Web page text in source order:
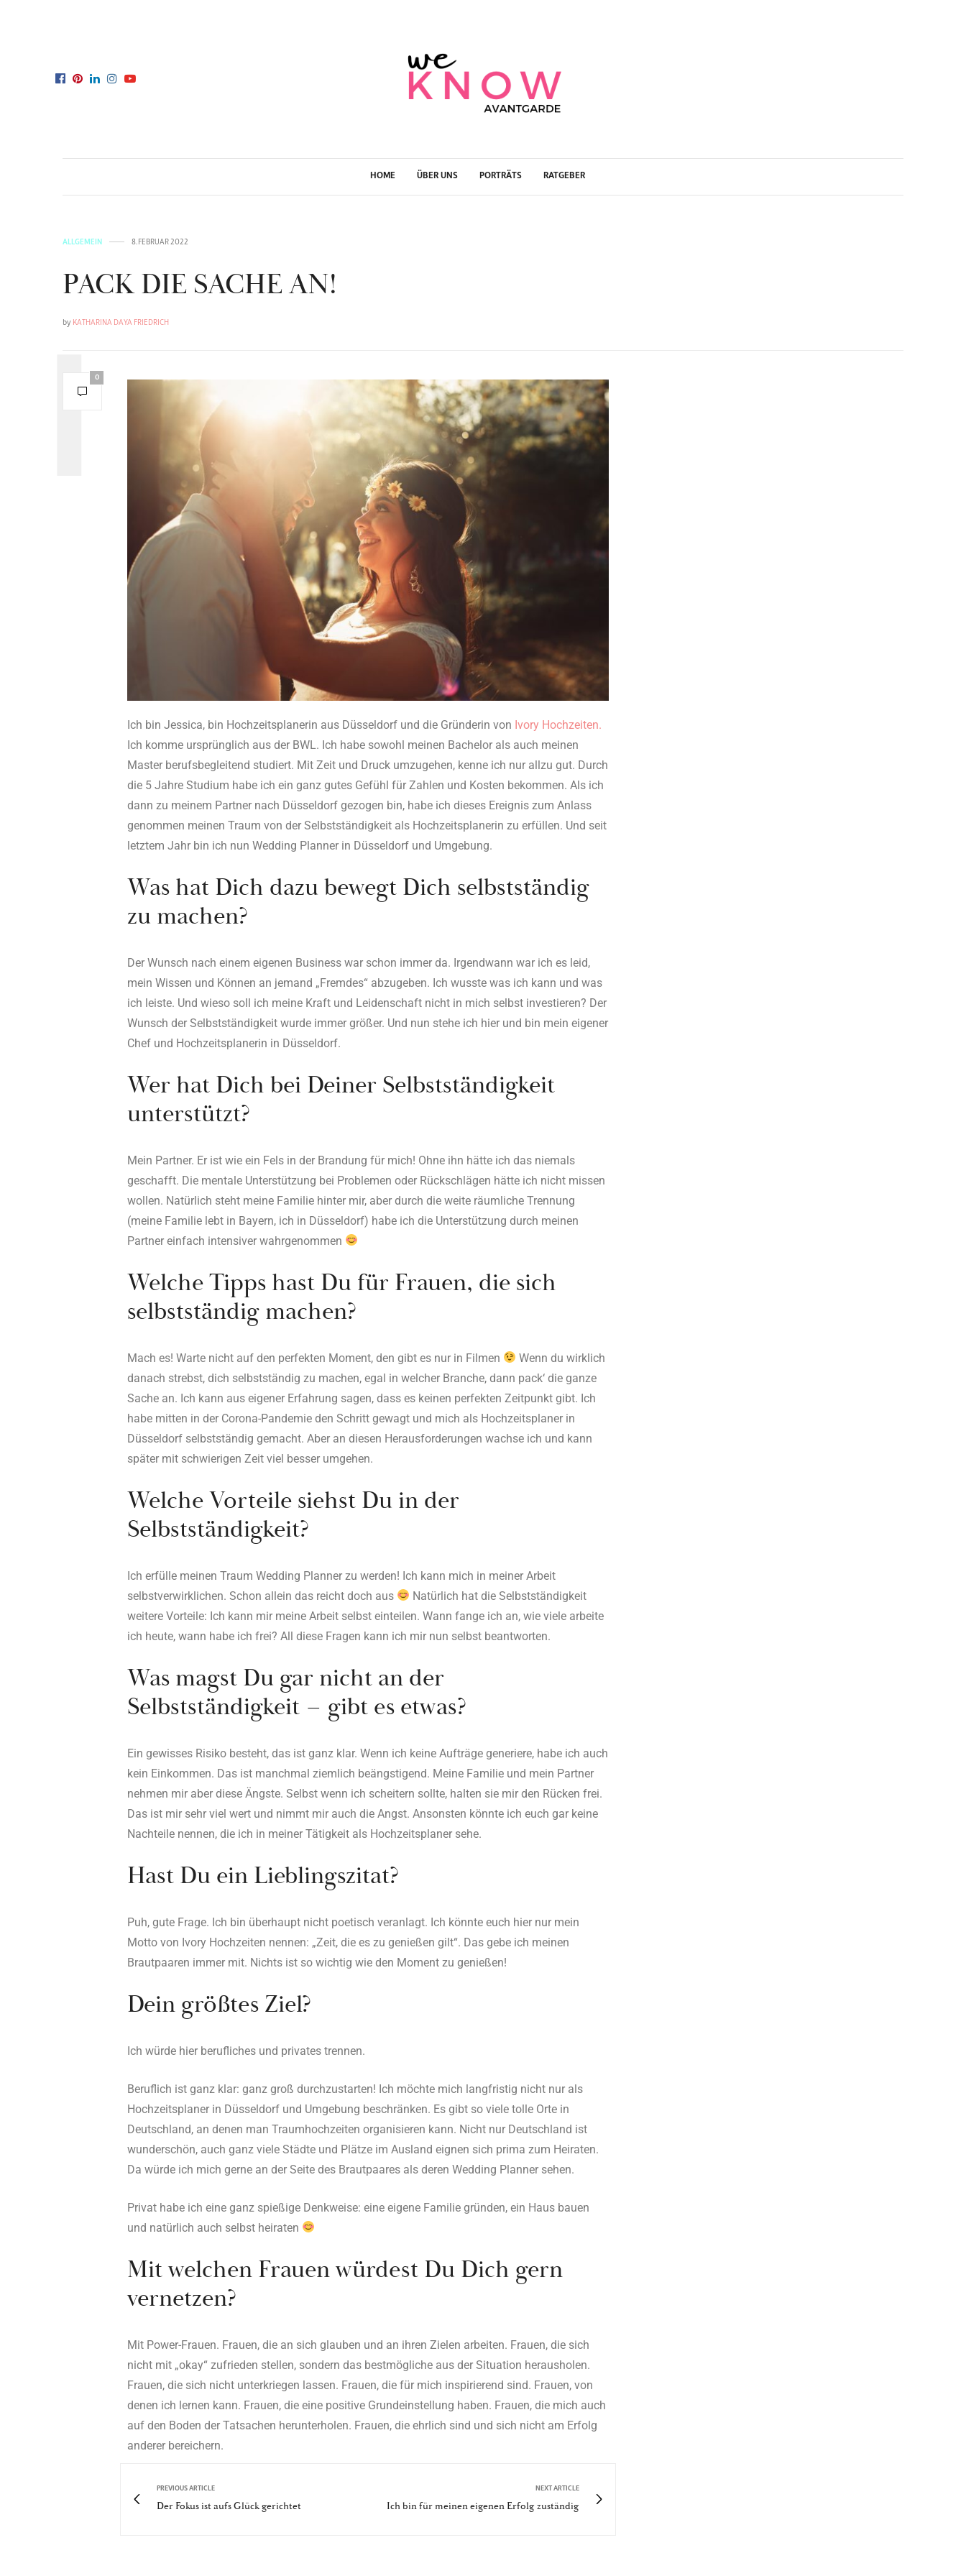
HOME ÜBER UNS PORTRÄTS RATGEBER
ALLGEMEIN 8. FEBRUAR 2022
PACK DIE SACHE AN!
by KATHARINA DAYA FRIEDRICH
0
Ich bin Jessica, bin Hochzeitsplanerin aus Düsseldorf und die Gründerin von Ivory Hochzeiten.
Ich komme ursprünglich aus der BWL. Ich habe sowohl meinen Bachelor als auch meinen
Master berufsbegleitend studiert. Mit Zeit und Druck umzugehen, kenne ich nur allzu gut. Durch
die 5 Jahre Studium habe ich ein ganz gutes Gefühl für Zahlen und Kosten bekommen. Als ich
dann zu meinem Partner nach Düsseldorf gezogen bin, habe ich dieses Ereignis zum Anlass
genommen meinen Traum von der Selbstständigkeit als Hochzeitsplanerin zu erfüllen. Und seit
letztem Jahr bin ich nun Wedding Planner in Düsseldorf und Umgebung.
Was hat Dich dazu bewegt Dich selbstständig
zu machen?
Der Wunsch nach einem eigenen Business war schon immer da. Irgendwann war ich es leid,
mein Wissen und Können an jemand „Fremdes“ abzugeben. Ich wusste was ich kann und was
ich leiste. Und wieso soll ich meine Kraft und Leidenschaft nicht in mich selbst investieren? Der
Wunsch der Selbstständigkeit wurde immer größer. Und nun stehe ich hier und bin mein eigener
Chef und Hochzeitsplanerin in Düsseldorf.
Wer hat Dich bei Deiner Selbstständigkeit
unterstützt?
Mein Partner. Er ist wie ein Fels in der Brandung für mich! Ohne ihn hätte ich das niemals
geschafft. Die mentale Unterstützung bei Problemen oder Rückschlägen hätte ich nicht missen
wollen. Natürlich steht meine Familie hinter mir, aber durch die weite räumliche Trennung
(meine Familie lebt in Bayern, ich in Düsseldorf) habe ich die Unterstützung durch meinen
Partner einfach intensiver wahrgenommen
Welche Tipps hast Du für Frauen, die sich
selbstständig machen?
Mach es! Warte nicht auf den perfekten Moment, den gibt es nur in Filmen
Wenn du wirklich
danach strebst, dich selbstständig zu machen, egal in welcher Branche, dann pack‘ die ganze
Sache an. Ich kann aus eigener Erfahrung sagen, dass es keinen perfekten Zeitpunkt gibt. Ich
habe mitten in der Corona-Pandemie den Schritt gewagt und mich als Hochzeitsplaner in
Düsseldorf selbstständig gemacht. Aber an diesen Herausforderungen wachse ich und kann
später mit schwierigen Zeit viel besser umgehen.
Welche Vorteile siehst Du in der
Selbstständigkeit?
Ich erfülle meinen Traum Wedding Planner zu werden! Ich kann mich in meiner Arbeit
selbstverwirklichen. Schon allein das reicht doch aus
Natürlich hat die Selbstständigkeit
weitere Vorteile: Ich kann mir meine Arbeit selbst einteilen. Wann fange ich an, wie viele arbeite
ich heute, wann habe ich frei? All diese Fragen kann ich mir nun selbst beantworten.
Was magst Du gar nicht an der
Selbstständigkeit – gibt es etwas?
Ein gewisses Risiko besteht, das ist ganz klar. Wenn ich keine Aufträge generiere, habe ich auch
kein Einkommen. Das ist manchmal ziemlich beängstigend. Meine Familie und mein Partner
nehmen mir aber diese Ängste. Selbst wenn ich scheitern sollte, halten sie mir den Rücken frei.
Das ist mir sehr viel wert und nimmt mir auch die Angst. Ansonsten könnte ich euch gar keine
Nachteile nennen, die ich in meiner Tätigkeit als Hochzeitsplaner sehe.
Hast Du ein Lieblingszitat?
Puh, gute Frage. Ich bin überhaupt nicht poetisch veranlagt. Ich könnte euch hier nur mein
Motto von Ivory Hochzeiten nennen: „Zeit, die es zu genießen gilt“. Das gebe ich meinen
Brautpaaren immer mit. Nichts ist so wichtig wie den Moment zu genießen!
Dein größtes Ziel?
Ich würde hier berufliches und privates trennen.
Beruflich ist ganz klar: ganz groß durchzustarten! Ich möchte mich langfristig nicht nur als
Hochzeitsplaner in Düsseldorf und Umgebung beschränken. Es gibt so viele tolle Orte in
Deutschland, an denen man Traumhochzeiten organisieren kann. Nicht nur Deutschland ist
wunderschön, auch ganz viele Städte und Plätze im Ausland eignen sich prima zum Heiraten.
Da würde ich mich gerne an der Seite des Brautpaares als deren Wedding Planner sehen.
Privat habe ich eine ganz spießige Denkweise: eine eigene Familie gründen, ein Haus bauen
und natürlich auch selbst heiraten
Mit welchen Frauen würdest Du Dich gern
vernetzen?
Mit Power-Frauen. Frauen, die an sich glauben und an ihren Zielen arbeiten. Frauen, die sich
nicht mit „okay“ zufrieden stellen, sondern das bestmögliche aus der Situation herausholen.
Frauen, die sich nicht unterkriegen lassen. Frauen, die für mich inspirierend sind. Frauen, von
denen ich lernen kann. Frauen, die eine positive Grundeinstellung haben. Frauen, die mich auch
auf den Boden der Tatsachen herunterholen. Frauen, die ehrlich sind und sich nicht am Erfolg
anderer bereichern.
PREVIOUS ARTICLE
Der Fokus ist aufs Glück gerichtet
NEXT ARTICLE
Ich bin für meinen eigenen Erfolg zuständig